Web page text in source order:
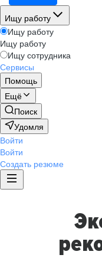
Ищу работу
Ищу работу
Ищу работу
Ищу сотрудника
Сервисы
Помощь
Ещё
Поиск
Удомля
Войти
Войти
Создать резюме